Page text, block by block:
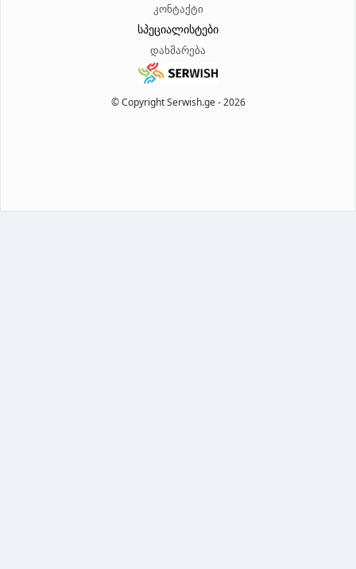
© Copyright Serwish.ge -2026
კონტაქტი
სპეციალისტები
დახმარება